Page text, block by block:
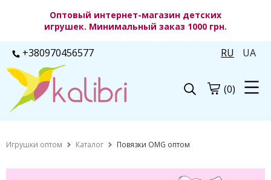
Оптовый интернет-магазин детских
игрушек. Минимальный заказ 1000 грн.
+380970456577 RU UA
(0)
Игрушки оптом Каталог Повязки OMG оптом